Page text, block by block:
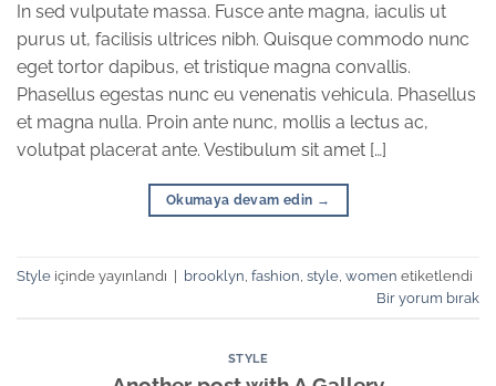
In sed vulputate massa. Fusce ante magna, iaculis ut
purus ut, facilisis ultrices nibh. Quisque commodo nunc
eget tortor dapibus, et tristique magna convallis.
Phasellus egestas nunc eu venenatis vehicula. Phasellus
et magna nulla. Proin ante nunc, mollis a lectus ac,
volutpat placerat ante. Vestibulum sit amet […]
Okumaya devam edin →
Style içinde yayınlandı | brooklyn fashion style women etiketlendi
Bir yorum bırak
STYLE